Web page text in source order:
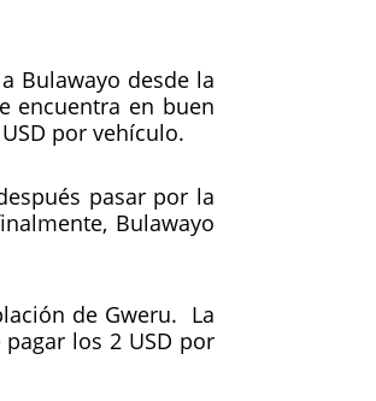
Bulawayo desde la
encuentra en buen
por vehículo.
pasar por la
Bulawayo
de Gweru. La
los 2 USD por